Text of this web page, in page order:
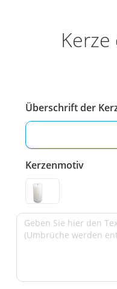
Überschrift der
Kerzenmotiv